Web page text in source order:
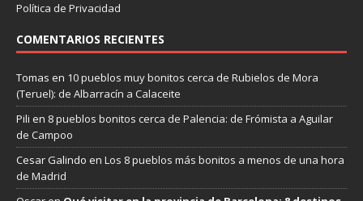
Política de Privacidad
COMENTARIOS RECIENTES
Tomas en 10 pueblos muy bonitos cerca de Rubielos de Mora
(Teruel): de Albarracín a Calaceite
Pili en 8 pueblos bonitos cerca de Palencia: de Frómista a Aguilar
de Campoo
Cesar Galindo en Los 8 pueblos más bonitos a menos de una hora
de Madrid